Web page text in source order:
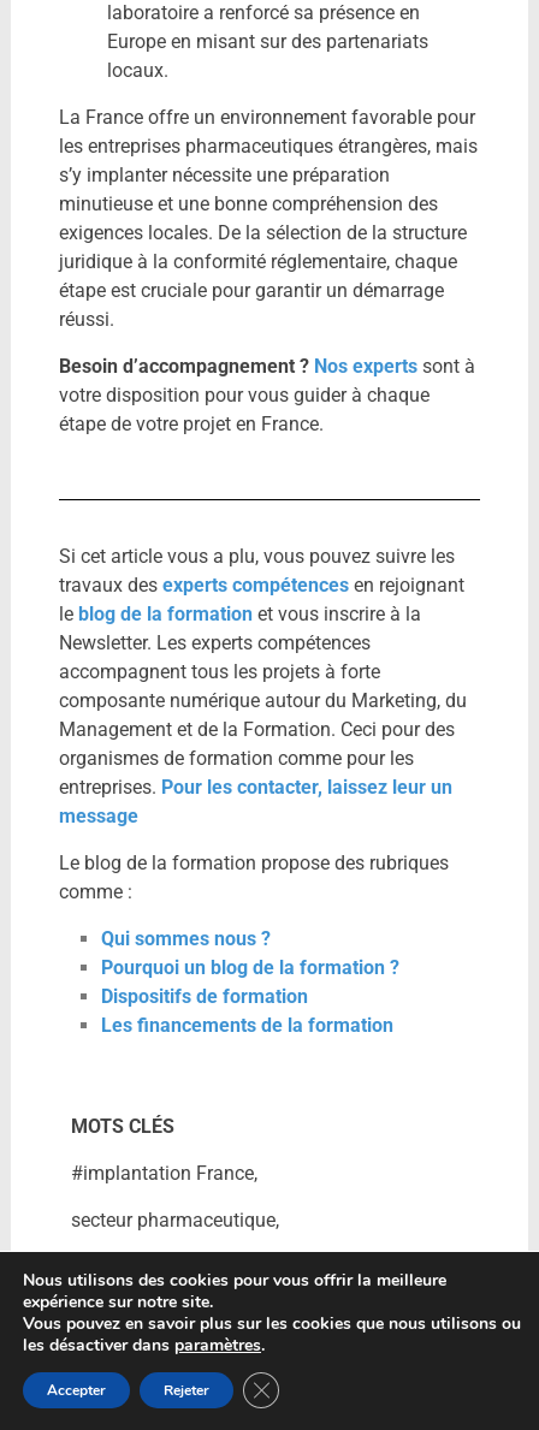
laboratoire a renforcé sa présence en
Europe en misant sur des partenariats
locaux.
La France offre un environnement favorable pour
les entreprises pharmaceutiques étrangères, mais
s’y implanter nécessite une préparation
minutieuse et une bonne compréhension des
exigences locales. De la sélection de la structure
juridique à la conformité réglementaire, chaque
étape est cruciale pour garantir un démarrage
réussi.
Besoin d’accompagnement ? Nos experts sont à
votre disposition pour vous guider à chaque
étape de votre projet en France.
Si cet article vous a plu, vous pouvez suivre les
travaux des experts compétencesen rejoignant
le blog de la formation et vous inscrire à la
Newsletter. Les experts compétences
accompagnent tous les projets à forte
composante numérique autour du Marketing, du
Management et de la Formation. Ceci pour des
organismes de formation comme pour les
entreprises. Pour les contacter, laissez leur un
message
Le blog de la formation propose des rubriques
comme :
Qui sommes nous ?
Pourquoi un blog de la formation ?
Dispositifs de formation
Les financements de la formation
MOTS CLÉS
#implantation France,
secteur pharmaceutique,
#ANSM,
#réglementation médicaments,
#marché européen.
Nous utilisons des cookies pour vous offrir la meilleure
expérience sur notre site.
Vous pouvez en savoir plus sur les cookies que nous utilisons ou
les désactiver dans paramètres.
Accepter Rejeter Fermer la bannière des cookies